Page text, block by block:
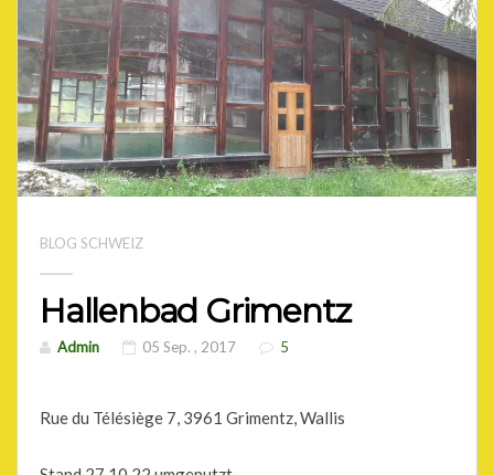
BLOG SCHWEIZ
Hallenbad Grimentz
Admin 05 Sep. , 2017 5
Rue du Télésiège 7, 3961 Grimentz, Wallis